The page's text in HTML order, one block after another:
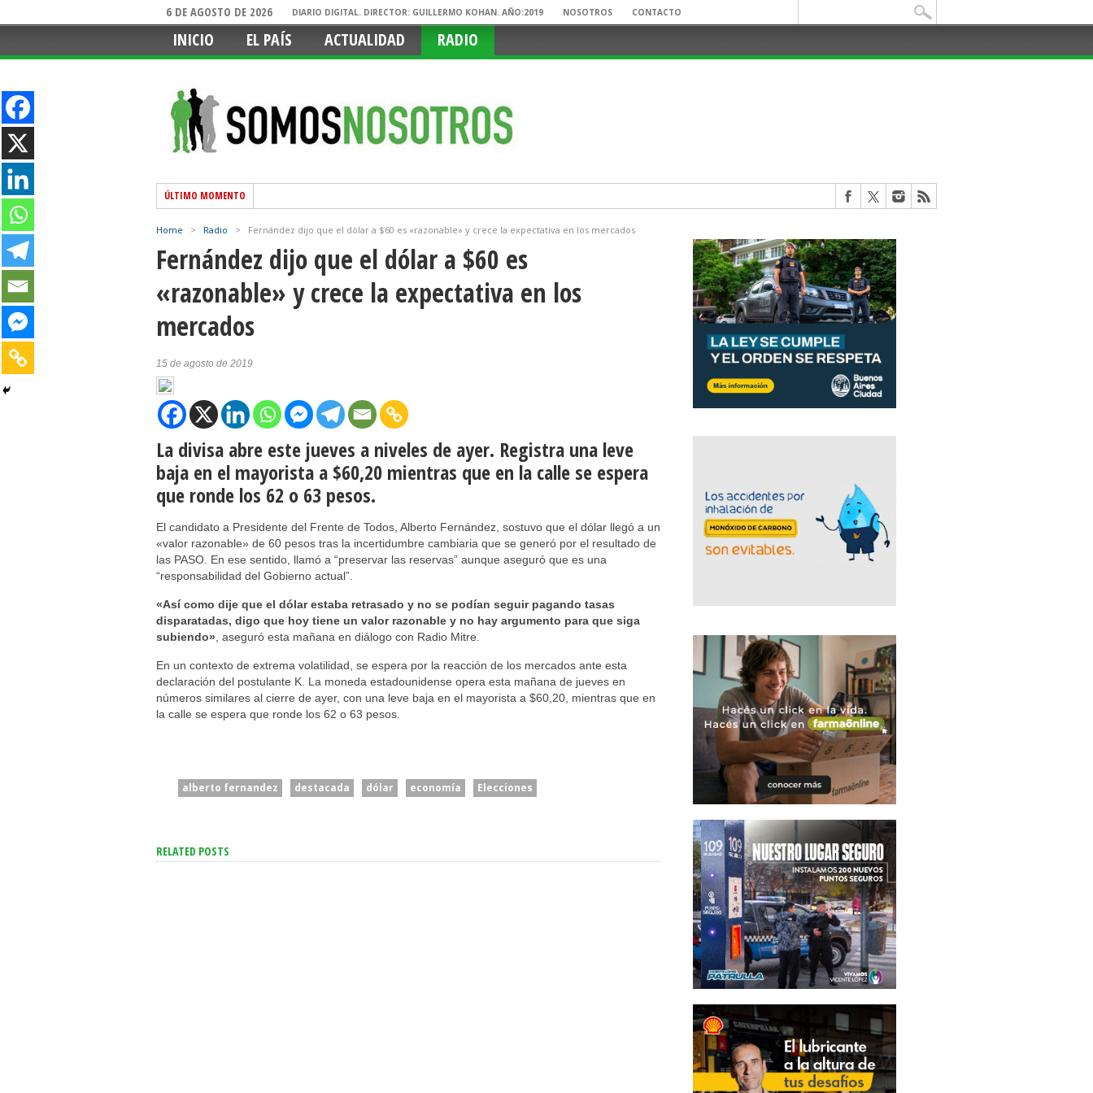
6 DE AGOSTO DE 2026 DIARIO DIGITAL. DIRECTOR: GUILLERMO KOHAN. AÑO:2019 NOSOTROS CONTACTO
INICIO EL PAÍS ACTUALIDAD RADIO
ÚLTIMO MOMENTO
Home > Radio > Fernández dijo que el dólar a $60 es «razonable» y crece la expectativa en los mercados
Fernández dijo que el dólar a $60 es
«razonable» y crece la expectativa en los
mercados
15 de agosto de 2019
La divisa abre este jueves a niveles de ayer. Registra una leve
baja en el mayorista a $60,20 mientras que en la calle se espera
que ronde los 62 o 63 pesos.
El candidato a Presidente del Frente de Todos, Alberto Fernández, sostuvo que el dólar llegó a un
«valor razonable» de 60 pesos tras la incertidumbre cambiaria que se generó por el resultado de
las PASO. En ese sentido, llamó a “preservar las reservas” aunque aseguró que es una
“responsabilidad del Gobierno actual”.
«Así como dije que el dólar estaba retrasado y no se podían seguir pagando tasas
disparatadas, digo que hoy tiene un valor razonable y no hay argumento para que siga
subiendo» , aseguró esta mañana en diálogo con Radio Mitre.
En un contexto de extrema volatilidad, se espera por la reacción de los mercados ante esta
declaración del postulante K. La moneda estadounidense opera esta mañana de jueves en
números similares al cierre de ayer, con una leve baja en el mayorista a $60,20, mientras que en
la calle se espera que ronde los 62 o 63 pesos.
alberto fernandez destacada dólar economía Elecciones
RELATED POSTS